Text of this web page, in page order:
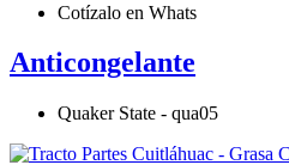
Cotízalo en Whats
Anticongelante
Quaker State - qua05